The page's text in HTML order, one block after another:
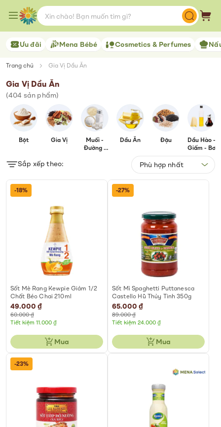
to
Content
Giỏ
Ưu đãi Mena Bébé Cosmetics & Perfumes
Trang chủ Gia Vị Dầu Ăn
Gia Vị Dầu Ăn
(404 sản phẩm)
Bột Gia Vị
Muối -
Đường -
Dầu Ăn Đậu
Dầu Hào -
Giấm - Bơ
Sắp xếp theo:
-18%
Sốt Mè Rang Kewpie Giảm 1/2
Chất Béo Chai 210ml
Special
Price
49.000 ₫
60.000 ₫
Tiết kiệm 11.000 ₫
Mua
-27%
Sốt Mì Spaghetti Puttanesca
Castello Hũ Thủy Tinh 350g
Special
Price
65.000 ₫
89.000 ₫
Tiết kiệm 24.000 ₫
Mua
-23%